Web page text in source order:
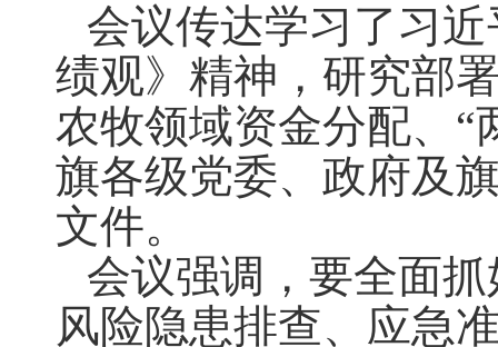
会议传达学习了习
绩观》精神，研究部
农牧领域资金分配、 “
旗各级党委、政府及
文件。
会议强调，要全面抓
风险隐患排查、应急